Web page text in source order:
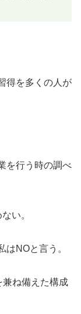
得を多くの人が
を行う時の調べ
い。
NOと言う。
兼ね備えた構成